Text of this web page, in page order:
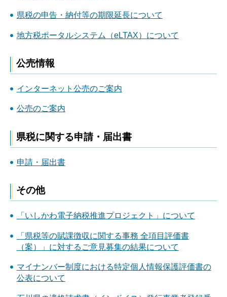
県税の申告・納付等の期限延長について
地方税ポータルシステム（eLTAX）について
公売情報
インターネット公売のご案内
公売のご案内
県税に関する申請・届出書
申請・届出書
その他
「いしかわ電子納税推進プロジェクト」について
「県税等の賦課徴収に関する事務 全項目評価書
（案）」に対するご意見募集の結果について
マイナンバー制度における特定個人情報保護評価書の
公表について